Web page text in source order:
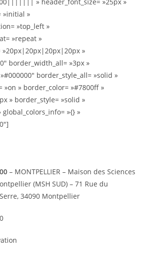
»initial »
»top_left »
»repeat »
»20px|20px|20px|20px »
border_width_all= »3px »
border_style_all= »solid »
»on » border_color= »#7800ff »
» border_style= »solid »
global_colors_info= »{} »
– MONTPELLIER – Maison des Sciences
(MSH SUD) – 71 Rue du
34090 Montpellier